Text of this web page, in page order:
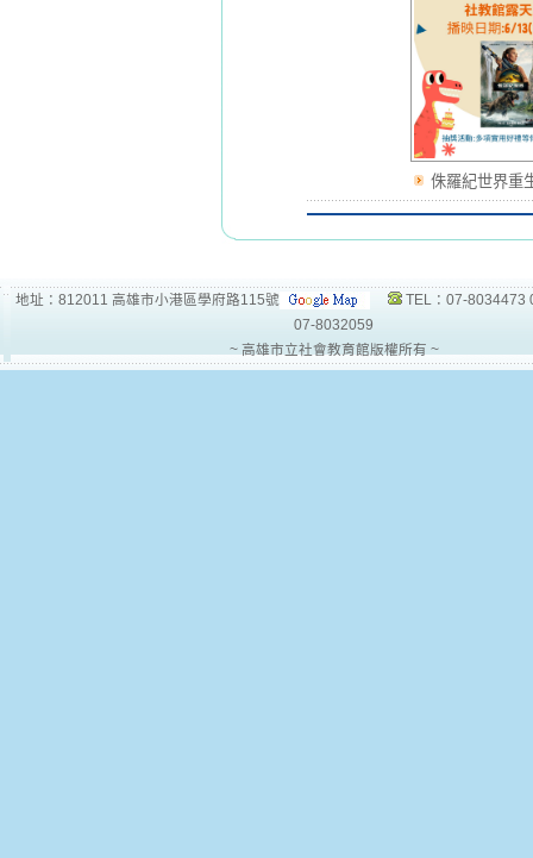
侏羅紀世界重
地址：812011 高雄市小港區學府路115號
TEL：07-8034473
07-8032059
~ 高雄市立社會教育館版權所有 ~